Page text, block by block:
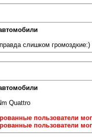
слишком громоздкие:)
Quattro
пользователи
пользователи